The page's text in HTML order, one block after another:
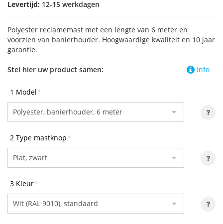
Levertijd: 12-15 werkdagen
Polyester reclamemast met een lengte van 6 meter en
voorzien van banierhouder. Hoogwaardige kwaliteit en 10 jaar
garantie.
Info
Stel hier uw product samen:
1 Model*
2 Type mastknop*
3 Kleur*